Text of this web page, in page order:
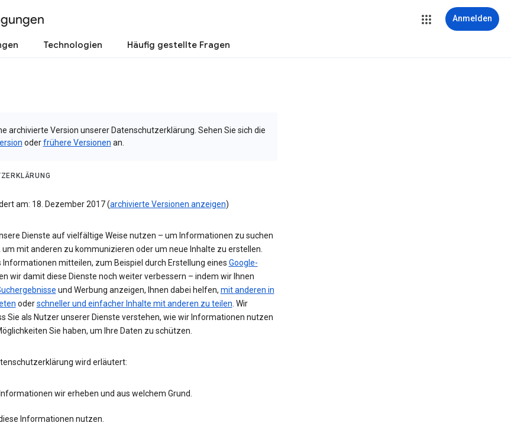
Anmelden
Technologien Häufig gestellte Fragen
archivierte Version unserer Datenschutzerklärung. Sehen Sie sich die
oderfrühere Versionen an.
am: 18. Dezember 2017 (archivierte Versionen anzeigen)
Dienste auf vielfältige Weise nutzen – um Informationen zu suchen
um mit anderen zu kommunizieren oder um neue Inhalte zu erstellen.
Informationen mitteilen, zum Beispiel durch Erstellung eines Google-
wir damit diese Dienste noch weiter verbessern – indem wir Ihnen
und Werbung anzeigen, Ihnen dabei helfen, mit anderen in
oderschneller und einfacher Inhalte mit anderen zu teilen. Wir
Sie als Nutzer unserer Dienste verstehen, wie wir Informationen nutzen
Sie haben, um Ihre Daten zu schützen.
wird erläutert:
wir erheben und aus welchem Grund.
Informationen nutzen.